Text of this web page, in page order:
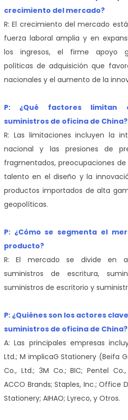
crecimiento del mercado?
R: El crecimiento del mercado
fuerza laboral amplia y en
los ingresos, el firme apoyo
políticas de adquisición que
nacionales y el aumento de la
P: ¿Qué factores limitan
suministros de oficina de China?
R: Las limitaciones incluyen la
nacional y las presiones de
fragmentados, preocupaciones
talento en el diseño y la
productos importados de alta
geopolíticas.
P: ¿Cómo se segmenta el
producto?
R: El mercado se divide en
suministros de escritura,
suministros de escritorio y
P: ¿Quiénes son los actores
suministros de oficina de China?
A: Las principales empresas
Ltd.; M implicaG Stationery (Beifa
Co., Ltd.; 3M Co.; BIC; Pentel
ACCO Brands; Staples, Inc.; Office
Stationery; AIHAO; Lyreco, y Otros.